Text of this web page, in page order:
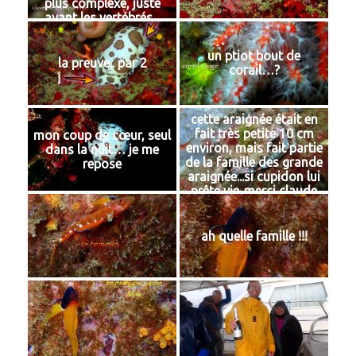
plus complexe, juste
avant les vertébrés...
la preuve.. par 2
un ptiot bout de
corail…?
mon coup de cœur, seul
dans la nuit… je me
repose
cette araignée était en
fait très petite 10 cm
environ, mais fait partie
de la famille des grande
araignée...si cupidon lui
prête vie..merci claude
(mon binôme) qui l'a
vu!!
ah quelle famille !!!